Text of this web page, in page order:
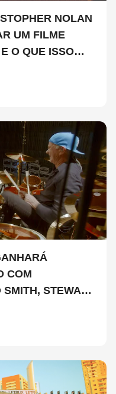
NOLAN
UM FILME
O QUE ISSO
COM
STEWART